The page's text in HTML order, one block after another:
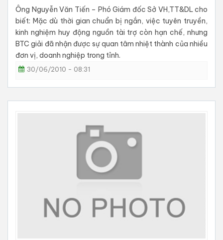
Ông Nguyễn Văn Tiến – Phó Giám đốc Sở VH,TT&DL cho
biết: Mặc dù thời gian chuẩn bị ngắn, việc tuyên truyền,
kinh nghiệm huy động nguồn tài trợ còn hạn chế, nhưng
BTC giải đã nhận được sự quan tâm nhiệt thành của nhiều
đơn vị, doanh nghiệp trong tỉnh.
30/06/2010 - 08:31